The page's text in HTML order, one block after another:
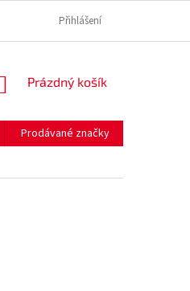
REKLAMAČNÍ ŘÁD
Přihlášení
NÁKUPNÍ
Prázdný košík
Prodávané značky